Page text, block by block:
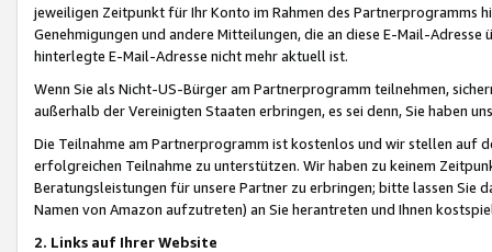
jeweiligen Zeitpunkt für Ihr Konto im Rahmen des Partnerprogramms
Genehmigungen und andere Mitteilungen, die an diese E-Mail-
hinterlegte E-Mail-Adresse nicht mehr aktuell ist.
Wenn Sie als Nicht-US-Bürger am Partnerprogramm teilnehmen,
außerhalb der Vereinigten Staaten erbringen, es sei denn, Sie haben
Die Teilnahme am Partnerprogramm ist kostenlos und wir stellen auf
erfolgreichen Teilnahme zu unterstützen. Wir haben zu keinem
Beratungsleistungen für unsere Partner zu erbringen; bitte lassen Sie
Namen von Amazon aufzutreten) an Sie herantreten und Ihnen
2. Links auf Ihrer Website